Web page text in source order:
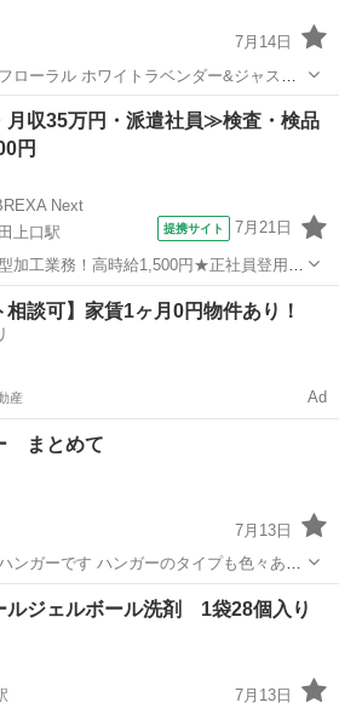
7月14日
ローラル ホワイトラベンダー&ジャスミ
ポーツ
駅 洗濯用品 ジェルボール
収35万円・派遣社員≫検査・検品
円
Next
上口駅
提携サイト 7月21日
加工業務！高時給1,500円★正社員登用制
マイカー通勤OK！無料駐車場あり！《三
口駅 その他
相談可】家賃1ヶ月0円物件あり！
産 Ad
まとめて
7月13日
ンガーです ハンガーのタイプも色々あり
ルジェルボール洗剤 1袋28個入り
7月13日